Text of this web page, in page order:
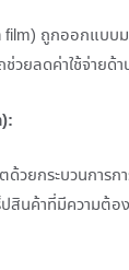
ถูกออกแบบม
ช่วยลดค่าใช้จ่า
ยกระบวนการกา
ปสินค้าที่มีความ